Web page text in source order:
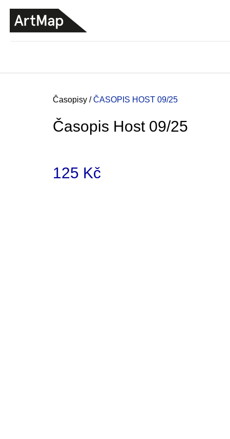
Domů
Časopisy / ČASOPIS HOST 09/25
Časopis Host 09/25
125 Kč
ZPĚT
DO
OBCHODU
ZPĚT
DO
OBCHODU